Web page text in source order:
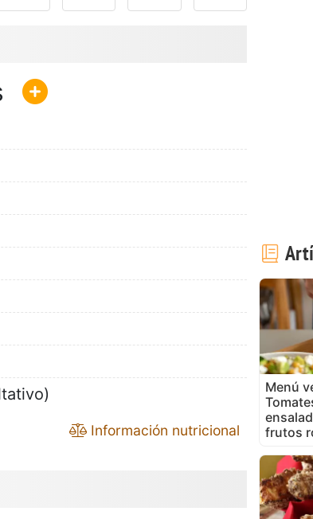
Información nutricional
Menú
frutos